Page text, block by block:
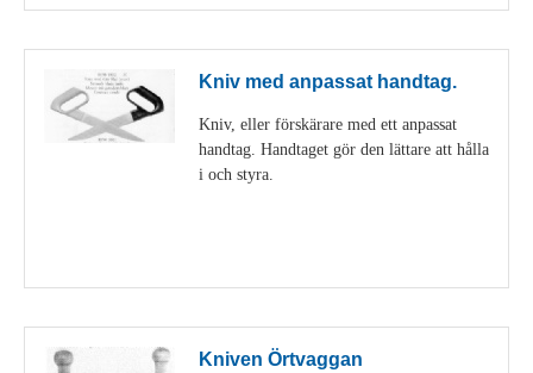
Kniv med anpassat handtag.
Kniv, eller förskärare med ett anpassat
handtag. Handtaget gör den lättare att hålla
i och styra.
Kniven Örtvaggan